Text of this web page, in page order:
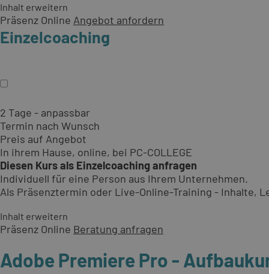
Inhalt erweitern
Präsenz Online Angebot anfordern
Einzelcoaching
2 Tage - anpassbar
Termin nach Wunsch
Preis auf Angebot
In ihrem Hause, online, bei PC-COLLEGE
Diesen Kurs als Einzelcoaching anfragen
Individuell für eine Person aus Ihrem Unternehmen.
Als Präsenztermin oder Live-Online-Training - Inhalte,
Inhalt erweitern
Präsenz Online Beratung anfragen
Adobe Premiere Pro -